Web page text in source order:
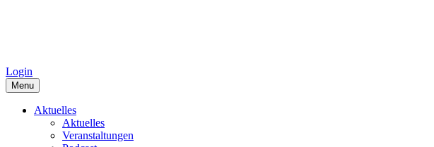
Login
Menu
Aktuelles
Aktuelles
Veranstaltungen